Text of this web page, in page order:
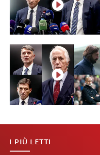
I PIÙ LETTI